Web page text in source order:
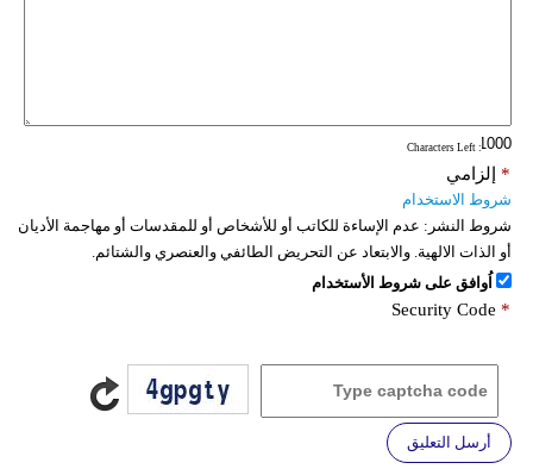
: Characters Left
إلزامي *
شروط الاستخدام
شروط النشر: عدم الإساءة للكاتب أو للأشخاص أو للمقدسات أو مهاجمة الأديان
أو الذات الالهية. والابتعاد عن التحريض الطائفي والعنصري والشتائم.
اُوافق على شروط الأستخدام
Security Code *
أرسل التعليق